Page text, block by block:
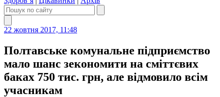
22 жовтня 2017, 11:48
Полтавське комунальне підприємство
мало шанс зекономити на сміттєвих
баках 750 тис. грн, але відмовило всім
учасникам